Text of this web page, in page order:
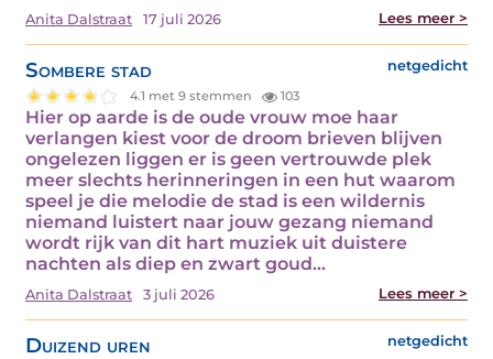
Anita Dalstraat 17 juli 2026 Lees meer >
Sombere stad netgedicht
4.1 met 9 stemmen 103
Hier op aarde is de oude vrouw moe haar
verlangen kiest voor de droom brieven blijven
ongelezen liggen er is geen vertrouwde plek
meer slechts herinneringen in een hut waarom
speel je die melodie de stad is een wildernis
niemand luistert naar jouw gezang niemand
wordt rijk van dit hart muziek uit duistere
nachten als diep en zwart goud…
Anita Dalstraat 3 juli 2026 Lees meer >
Duizend uren netgedicht